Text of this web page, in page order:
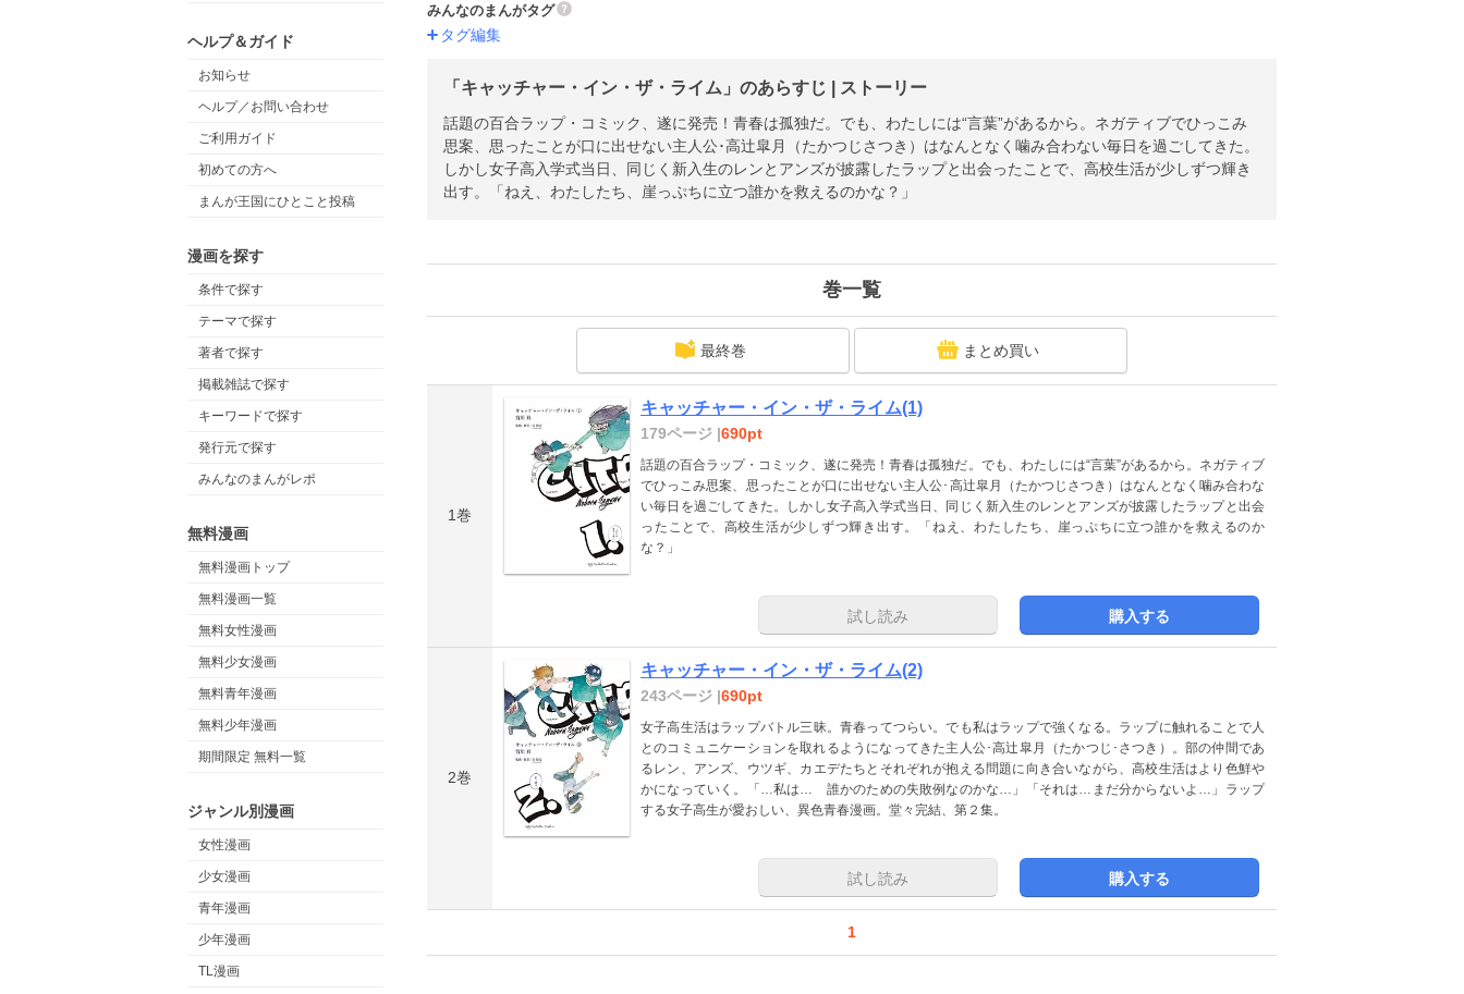
ヘルプ＆ガイド
お知らせ
ヘルプ／お問い合わせ
ご利用ガイド
初めての方へ
まんが王国にひとこと投稿
漫画を探す
条件で探す
テーマで探す
著者で探す
掲載雑誌で探す
キーワードで探す
発行元で探す
みんなのまんがレポ
無料漫画
無料漫画トップ
無料漫画一覧
無料女性漫画
無料少女漫画
無料青年漫画
無料少年漫画
期間限定 無料一覧
ジャンル別漫画
女性漫画
少女漫画
青年漫画
少年漫画
TL漫画
みんなのまんがタグ
タグ編集
「キャッチャー・イン・ザ・ライム」のあらすじ | ストーリー
話題の百合ラップ・コミック、遂に発売！青春は孤独だ。でも、わたしには“言葉”があるから。ネガティブでひっこみ
思案、思ったことが口に出せない主人公･高辻皐月（たかつじさつき）はなんとなく噛み合わない毎日を過ごしてきた。
しかし女子高入学式当日、同じく新入生のレンとアンズが披露したラップと出会ったことで、高校生活が少しずつ輝き
出す。「ねえ、わたしたち、崖っぷちに立つ誰かを救えるのかな？」
巻一覧
最終巻 まとめ買い
1巻
キャッチャー・イン・ザ・ライム(1)
179ページ |690pt
話題の百合ラップ・コミック、遂に発売！青春は孤独だ。でも、わたしには“言葉”があるから。ネガティブ
でひっこみ思案、思ったことが口に出せない主人公･高辻皐月（たかつじさつき）はなんとなく噛み合わな
い毎日を過ごしてきた。しかし女子高入学式当日、同じく新入生のレンとアンズが披露したラップと出会
ったことで、高校生活が少しずつ輝き出す。「ねえ、わたしたち、崖っぷちに立つ誰かを救えるのか
な？」
試し読み 購入する
2巻
キャッチャー・イン・ザ・ライム(2)
243ページ |690pt
女子高生活はラップバトル三昧。青春ってつらい。でも私はラップで強くなる。ラップに触れることで人
とのコミュニケーションを取れるようになってきた主人公･高辻皐月（たかつじ･さつき）。部の仲間であ
るレン、アンズ、ウツギ、カエデたちとそれぞれが抱える問題に向き合いながら、高校生活はより色鮮や
かになっていく。「…私は… 誰かのための失敗例なのかな…」「それは…まだ分からないよ…」ラップ
する女子高生が愛おしい、異色青春漫画。堂々完結、第２集。
試し読み 購入する
1